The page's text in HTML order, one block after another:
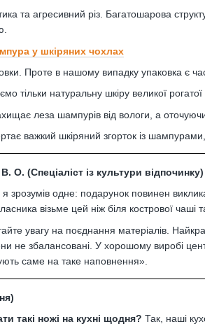
та агресивний різ. Багатошарова
у шкіряних чохлах
Проте в нашому випадку упаковка є
тільки натуральну шкіру великої
леза шампурів від вологи, а
важкий шкіряний згорток із
О. (Спеціаліст із культури відпочинку)
зрозумів одне: подарунок повинен
візьме цей ніж біля кострової чаші
увагу на поєднання матеріалів.
не збалансовані. У хорошому виробі
саме на таке наповнення».
такі ножі на кухні щодня? Так, наші